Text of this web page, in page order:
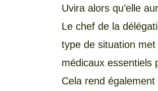
Uvira alors qu’elle
Le chef de la
type de situation
médicaux essentiels
Cela rend